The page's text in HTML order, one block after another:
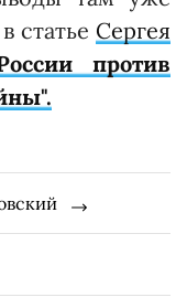
статье Сергея
против